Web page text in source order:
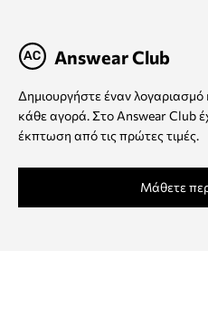
Answear Club
Δημιουργήστε έναν
κάθε αγορά. Στο Answear Club
έκπτωση από τις πρώτες τιμές.
Μάθετε